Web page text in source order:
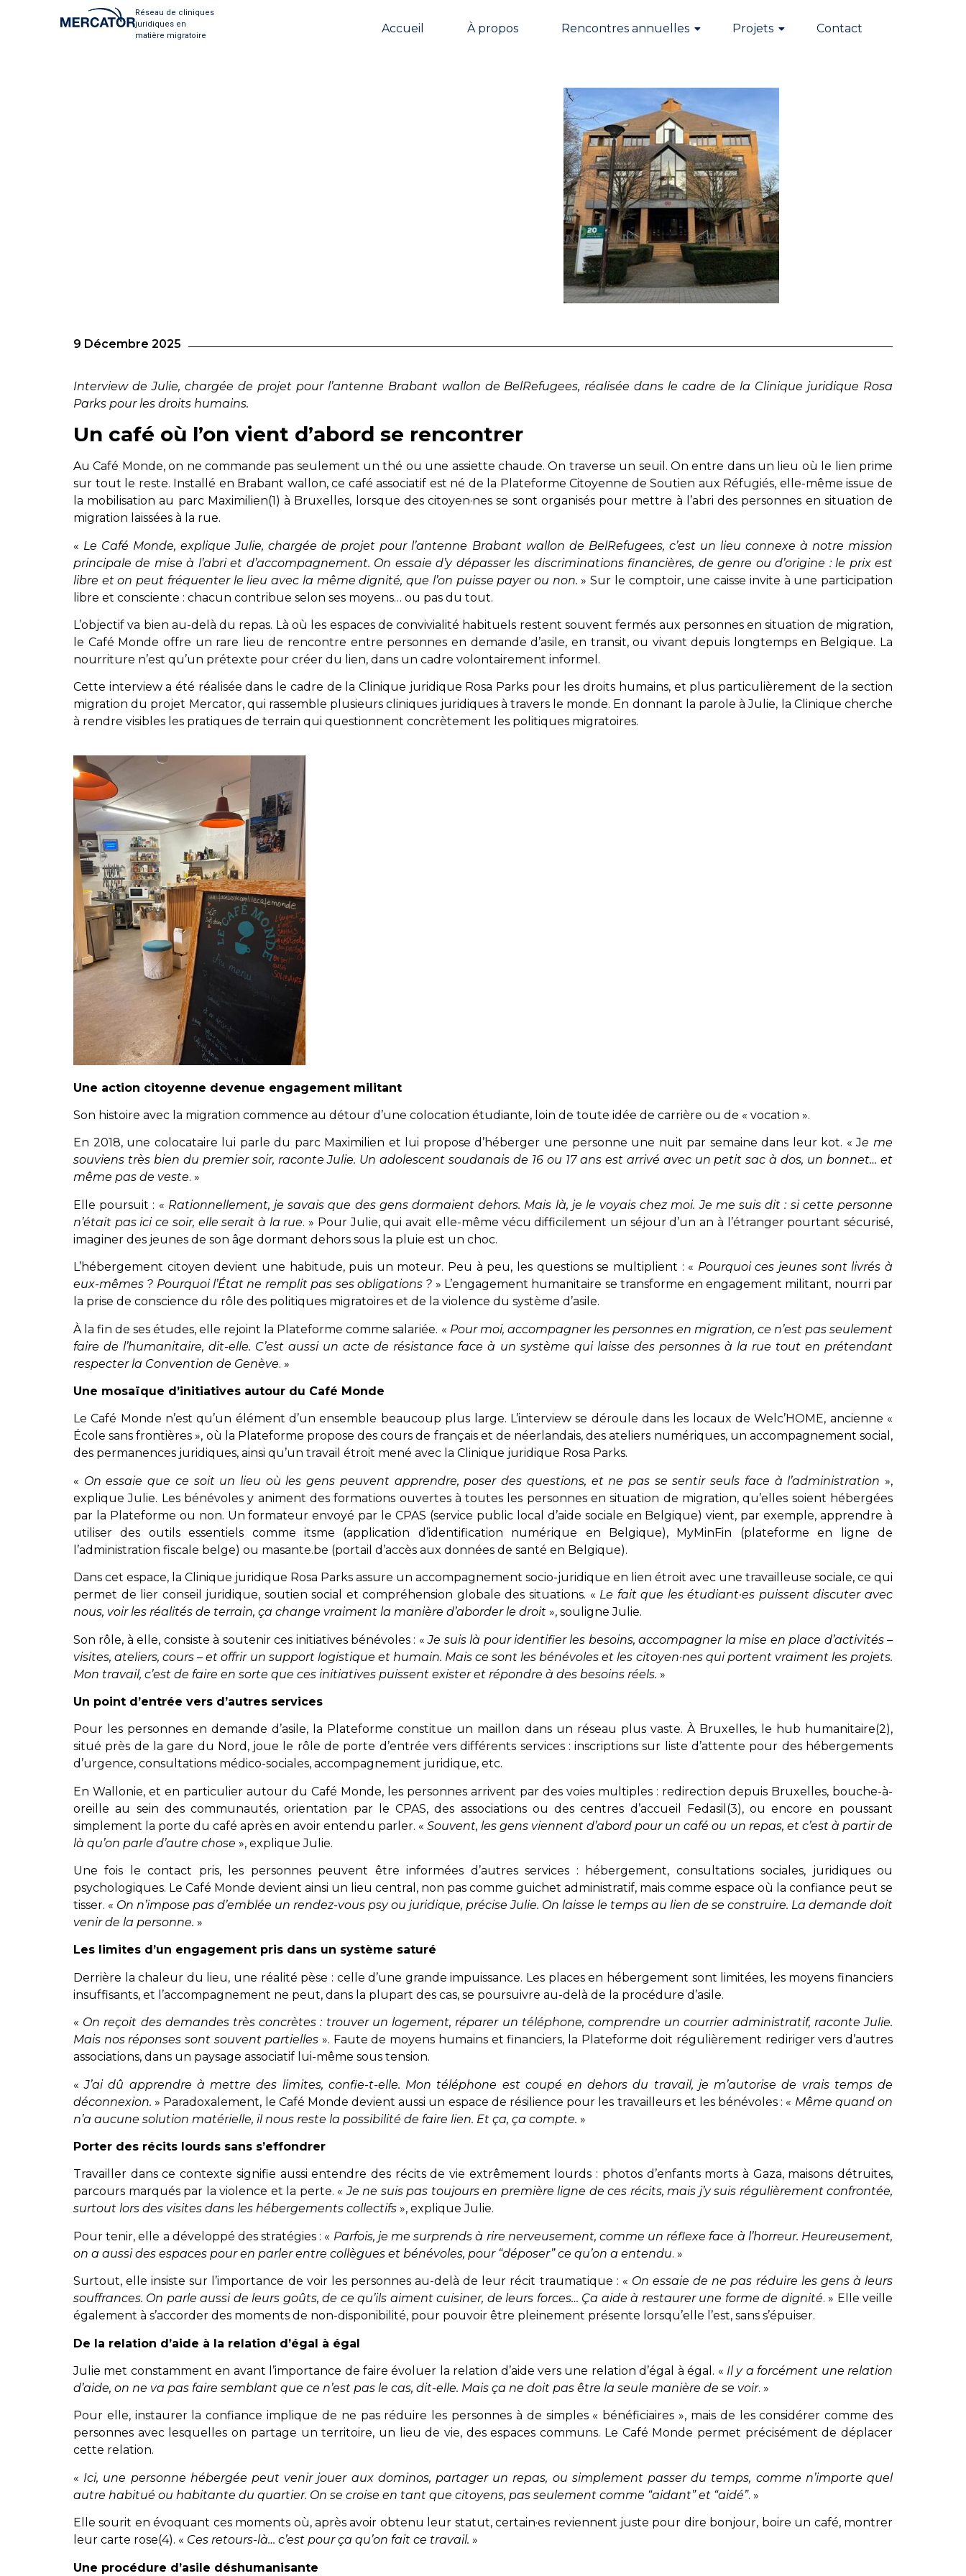
Réseau de cliniques
juridiques en
matière migratoire
Accueil À propos Rencontres annuelles Projets Contact
9 Décembre 2025
Interview de Julie, chargée de projet pour l’antenne Brabant wallon de BelRefugees, réalisée dans le cadre de la Clinique juridique Rosa
Parks pour les droits humains.
Un café où l’on vient d’abord se rencontrer
Au Café Monde, on ne commande pas seulement un thé ou une assiette chaude. On traverse un seuil. On entre dans un lieu où le lien prime
sur tout le reste. Installé en Brabant wallon, ce café associatif est né de la Plateforme Citoyenne de Soutien aux Réfugiés, elle-même issue de
la mobilisation au parc Maximilien(1) à Bruxelles, lorsque des citoyen·nes se sont organisés pour mettre à l’abri des personnes en situation de
migration laissées à la rue.
« Le Café Monde, explique Julie, chargée de projet pour l’antenne Brabant wallon de BelRefugees, c’est un lieu connexe à notre mission
principale de mise à l’abri et d’accompagnement. On essaie d’y dépasser les discriminations financières, de genre ou d’origine : le prix est
libre et on peut fréquenter le lieu avec la même dignité, que l’on puisse payer ou non. » Sur le comptoir, une caisse invite à une participation
libre et consciente : chacun contribue selon ses moyens… ou pas du tout.
L’objectif va bien au-delà du repas. Là où les espaces de convivialité habituels restent souvent fermés aux personnes en situation de migration,
le Café Monde offre un rare lieu de rencontre entre personnes en demande d’asile, en transit, ou vivant depuis longtemps en Belgique. La
nourriture n’est qu’un prétexte pour créer du lien, dans un cadre volontairement informel.​
Cette interview a été réalisée dans le cadre de la Clinique juridique Rosa Parks pour les droits humains, et plus particulièrement de la section
migration du projet Mercator, qui rassemble plusieurs cliniques juridiques à travers le monde. En donnant la parole à Julie, la Clinique cherche
à rendre visibles les pratiques de terrain qui questionnent concrètement les politiques migratoires.
Une action citoyenne devenue engagement militant
Son histoire avec la migration commence au détour d’une colocation étudiante, loin de toute idée de carrière ou de « vocation ».
En 2018, une colocataire lui parle du parc Maximilien et lui propose d’héberger une personne une nuit par semaine dans leur kot. « Je me
souviens très bien du premier soir, raconte Julie. Un adolescent soudanais de 16 ou 17 ans est arrivé avec un petit sac à dos, un bonnet… et
même pas de veste. »
Elle poursuit : « Rationnellement, je savais que des gens dormaient dehors. Mais là, je le voyais chez moi. Je me suis dit : si cette personne
n’était pas ici ce soir, elle serait à la rue. » Pour Julie, qui avait elle-même vécu difficilement un séjour d’un an à l’étranger pourtant sécurisé,
imaginer des jeunes de son âge dormant dehors sous la pluie est un choc.
L’hébergement citoyen devient une habitude, puis un moteur. Peu à peu, les questions se multiplient : « Pourquoi ces jeunes sont livrés à
eux-mêmes ? Pourquoi l’État ne remplit pas ses obligations ? » L’engagement humanitaire se transforme en engagement militant, nourri par
la prise de conscience du rôle des politiques migratoires et de la violence du système d’asile.
À la fin de ses études, elle rejoint la Plateforme comme salariée. « Pour moi, accompagner les personnes en migration, ce n’est pas seulement
faire de l’humanitaire, dit-elle. C’est aussi un acte de résistance face à un système qui laisse des personnes à la rue tout en prétendant
respecter la Convention de Genève. »
Une mosaïque d’initiatives autour du Café Monde
Le Café Monde n’est qu’un élément d’un ensemble beaucoup plus large. L’interview se déroule dans les locaux de Welc’HOME, ancienne «
École sans frontières », où la Plateforme propose des cours de français et de néerlandais, des ateliers numériques, un accompagnement social,
des permanences juridiques, ainsi qu’un travail étroit mené avec la Clinique juridique Rosa Parks.
« On essaie que ce soit un lieu où les gens peuvent apprendre, poser des questions, et ne pas se sentir seuls face à l’administration »,
explique Julie. Les bénévoles y animent des formations ouvertes à toutes les personnes en situation de migration, qu’elles soient hébergées
par la Plateforme ou non. Un formateur envoyé par le CPAS (service public local d’aide sociale en Belgique) vient, par exemple, apprendre à
utiliser des outils essentiels comme itsme (application d’identification numérique en Belgique), MyMinFin (plateforme en ligne de
l’administration fiscale belge) ou masante.be (portail d’accès aux données de santé en Belgique).
Dans cet espace, la Clinique juridique Rosa Parks assure un accompagnement socio-juridique en lien étroit avec une travailleuse sociale, ce qui
permet de lier conseil juridique, soutien social et compréhension globale des situations. « Le fait que les étudiant·es puissent discuter avec
nous, voir les réalités de terrain, ça change vraiment la manière d’aborder le droit », souligne Julie.
Son rôle, à elle, consiste à soutenir ces initiatives bénévoles : «Je suis là pour identifier les besoins, accompagner la mise en place d’activités –
visites, ateliers, cours – et offrir un support logistique et humain. Mais ce sont les bénévoles et les citoyen·nes qui portent vraiment les projets.
Mon travail, c’est de faire en sorte que ces initiatives puissent exister et répondre à des besoins réels. »
Un point d’entrée vers d’autres services
Pour les personnes en demande d’asile, la Plateforme constitue un maillon dans un réseau plus vaste. À Bruxelles, le hub humanitaire(2),
situé près de la gare du Nord, joue le rôle de porte d’entrée vers différents services : inscriptions sur liste d’attente pour des hébergements
d’urgence, consultations médico-sociales, accompagnement juridique, etc.
En Wallonie, et en particulier autour du Café Monde, les personnes arrivent par des voies multiples : redirection depuis Bruxelles, bouche-à-
oreille au sein des communautés, orientation par le CPAS, des associations ou des centres d’accueil Fedasil(3), ou encore en poussant
simplement la porte du café après en avoir entendu parler. « Souvent, les gens viennent d’abord pour un café ou un repas, et c’est à partir de
là qu’on parle d’autre chose », explique Julie.
Une fois le contact pris, les personnes peuvent être informées d’autres services : hébergement, consultations sociales, juridiques ou
psychologiques. Le Café Monde devient ainsi un lieu central, non pas comme guichet administratif, mais comme espace où la confiance peut se
tisser. « On n’impose pas d’emblée un rendez-vous psy ou juridique, précise Julie. On laisse le temps au lien de se construire. La demande doit
venir de la personne. »
Les limites d’un engagement pris dans un système saturé
Derrière la chaleur du lieu, une réalité pèse : celle d’une grande impuissance. Les places en hébergement sont limitées, les moyens financiers
insuffisants, et l’accompagnement ne peut, dans la plupart des cas, se poursuivre au-delà de la procédure d’asile.
« On reçoit des demandes très concrètes : trouver un logement, réparer un téléphone, comprendre un courrier administratif, raconte Julie.
Mais nos réponses sont souvent partielles». Faute de moyens humains et financiers, la Plateforme doit régulièrement rediriger vers d’autres
associations, dans un paysage associatif lui-même sous tension.
«J’ai dû apprendre à mettre des limites, confie-t-elle. Mon téléphone est coupé en dehors du travail, je m’autorise de vrais temps de
déconnexion. » Paradoxalement, le Café Monde devient aussi un espace de résilience pour les travailleurs et les bénévoles : « Même quand on
n’a aucune solution matérielle, il nous reste la possibilité de faire lien. Et ça, ça compte. »
Porter des récits lourds sans s’effondrer
Travailler dans ce contexte signifie aussi entendre des récits de vie extrêmement lourds : photos d’enfants morts à Gaza, maisons détruites,
parcours marqués par la violence et la perte. «Je ne suis pas toujours en première ligne de ces récits, mais j’y suis régulièrement confrontée,
surtout lors des visites dans les hébergements collectifs », explique Julie.
Pour tenir, elle a développé des stratégies : « Parfois, je me surprends à rire nerveusement, comme un réflexe face à l’horreur. Heureusement,
on a aussi des espaces pour en parler entre collègues et bénévoles, pour “déposer” ce qu’on a entendu. »
Surtout, elle insiste sur l’importance de voir les personnes au-delà de leur récit traumatique : « On essaie de ne pas réduire les gens à leurs
souffrances. On parle aussi de leurs goûts, de ce qu’ils aiment cuisiner, de leurs forces… Ça aide à restaurer une forme de dignité. » Elle veille
également à s’accorder des moments de non-disponibilité, pour pouvoir être pleinement présente lorsqu’elle l’est, sans s’épuiser.
De la relation d’aide à la relation d’égal à égal
Julie met constamment en avant l’importance de faire évoluer la relation d’aide vers une relation d’égal à égal. « Il y a forcément une relation
d’aide, on ne va pas faire semblant que ce n’est pas le cas, dit-elle. Mais ça ne doit pas être la seule manière de se voir. »
Pour elle, instaurer la confiance implique de ne pas réduire les personnes à de simples « bénéficiaires », mais de les considérer comme des
personnes avec lesquelles on partage un territoire, un lieu de vie, des espaces communs. Le Café Monde permet précisément de déplacer
cette relation.
« Ici, une personne hébergée peut venir jouer aux dominos, partager un repas, ou simplement passer du temps, comme n’importe quel
autre habitué ou habitante du quartier. On se croise en tant que citoyens, pas seulement comme “aidant” et “aidé”. »
Elle sourit en évoquant ces moments où, après avoir obtenu leur statut, certain·es reviennent juste pour dire bonjour, boire un café, montrer
leur carte rose(4). « Ces retours-là… c’est pour ça qu’on fait ce travail. »
Une procédure d’asile déshumanisante